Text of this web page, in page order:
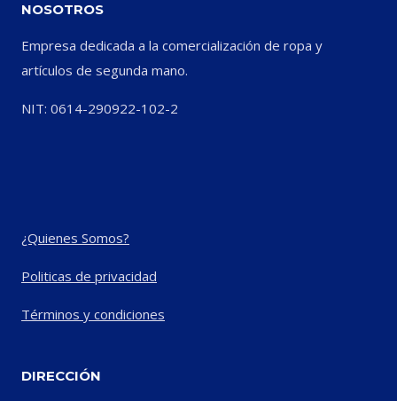
NOSOTROS
Empresa dedicada a la comercialización de ropa y
artículos de segunda mano.
NIT: 0614-290922-102-2
¿Quienes Somos?
Politicas de privacidad
Términos y condiciones
DIRECCIÓN